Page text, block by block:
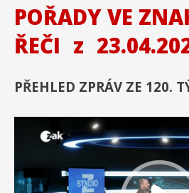
POŘADY VE
ŘEČI z
PŘEHLED ZPRÁV ZE 120.